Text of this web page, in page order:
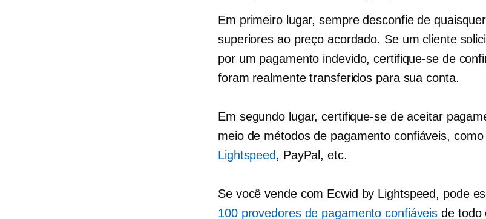
Em primeiro lugar, sempre desconfie de
superiores ao preço acordado. Se um cliente
por um pagamento indevido, certifique-se de
foram realmente transferidos para sua conta.
Em segundo lugar, certifique-se de aceitar
meio de métodos de pagamento confiáveis, como
Lightspeed, PayPal, etc.
Se você vende com Ecwid by Lightspeed, pode
100 provedores de pagamento confiáveis de todo